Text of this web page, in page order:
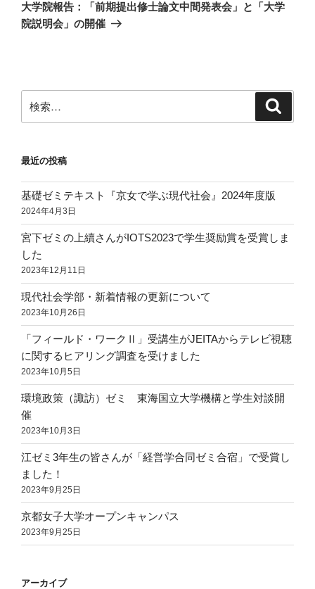
ー
投
大学院報告：「前期提出修士論文中間発表会」と「大学
院説明会」の開催
索:
最近の投稿
基礎ゼミテキスト『京女で学ぶ現代社会』2024年度版
2024年4月3日
宮下ゼミの上續さんがIOTS2023で学生奨励賞を受賞しま
した
2023年12月11日
現代社会学部・新着情報の更新について
2023年10月26日
「フィールド・ワークⅡ」受講生がJEITAからテレビ視聴
に関するヒアリング調査を受けました
2023年10月5日
環境政策（諏訪）ゼミ 東海国立大学機構と学生対談開
催
2023年10月3日
江ゼミ3年生の皆さんが「経営学合同ゼミ合宿」で受賞し
ました！
2023年9月25日
京都女子大学オープンキャンパス
2023年9月25日
アーカイブ